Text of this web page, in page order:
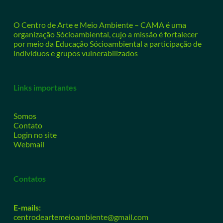
O Centro de Arte e Meio Ambiente – CAMA é uma
organização Sócioambiental, cujo a missão é fortalecer
por meio da Educação Sócioambiental a participação de
indivíduos e grupos vulnerabilizados
Links importantes
Somos
Contato
Login no site
Webmail
Contatos
E-mails:
centrodeartemeioambiente@gmail.com